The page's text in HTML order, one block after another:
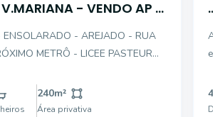
- VENDO AP 4
- AREJADO - RUA
METRÔ - LICEE PASTEUR
com lareira, todo
marfim, armários de
240m²
Área privativa
...
4